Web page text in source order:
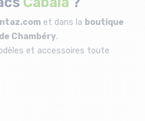
et dans la boutique
Chambéry.
et accessoires toute